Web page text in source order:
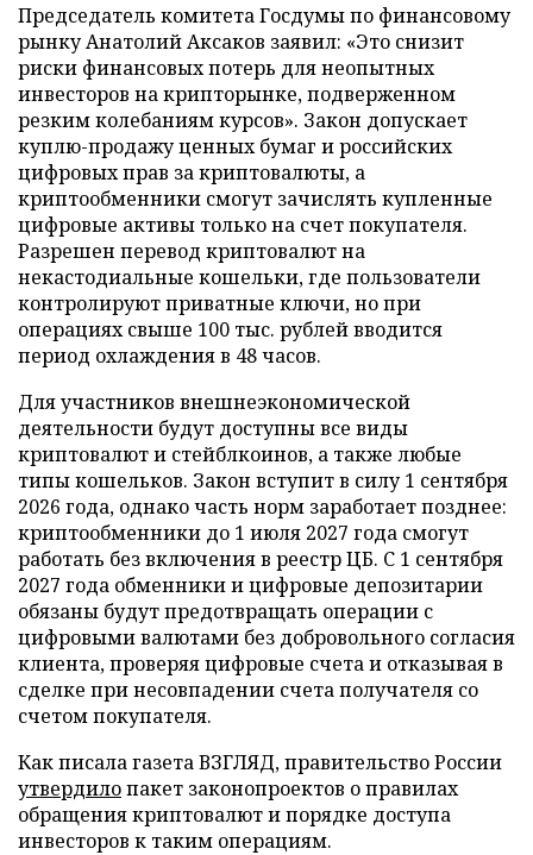
Председатель комитета Госдумы по финансовому
рынку Анатолий Аксаков заявил: «Это снизит
риски финансовых потерь для неопытных
инвесторов на крипторынке, подверженном
резким колебаниям курсов». Закон допускает
куплю-продажу ценных бумаг и российских
цифровых прав за криптовалюты, а
криптообменники смогут зачислять купленные
цифровые активы только на счет покупателя.
Разрешен перевод криптовалют на
некастодиальные кошельки, где пользователи
контролируют приватные ключи, но при
операциях свыше 100 тыс. рублей вводится
период охлаждения в 48 часов.
Для участников внешнеэкономической
деятельности будут доступны все виды
криптовалют и стейблкоинов, а также любые
типы кошельков. Закон вступит в силу 1 сентября
2026 года, однако часть норм заработает позднее:
криптообменники до 1 июля 2027 года смогут
работать без включения в реестр ЦБ. С 1 сентября
2027 года обменники и цифровые депозитарии
обязаны будут предотвращать операции с
цифровыми валютами без добровольного согласия
клиента, проверяя цифровые счета и отказывая в
сделке при несовпадении счета получателя со
счетом покупателя.
Как писала газета ВЗГЛЯД, правительство России
утвердилопакет законопроектов о правилах
обращения криптовалют и порядке доступа
инвесторов к таким операциям.